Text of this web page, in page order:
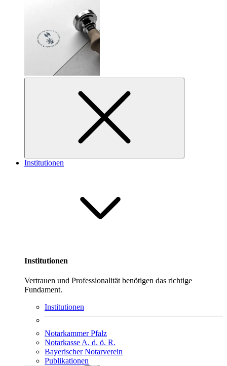
Institutionen
Institutionen
Vertrauen und Professionalität benötigen das richtige
Fundament.
Institutionen
Notarkammer Pfalz
Notarkasse A. d. ö. R.
Bayerischer Notarverein
Publikationen